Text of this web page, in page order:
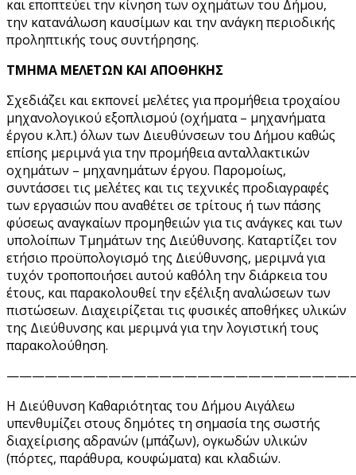
και εποπτεύει την κίνηση των οχημάτων του Δήμου,
την κατανάλωση καυσίμων και την ανάγκη περιοδικής
προληπτικής τους συντήρησης.
ΤΜΗΜΑ ΜΕΛΕΤΩΝ ΚΑΙ ΑΠΟΘΗΚΗΣ
Σχεδιάζει και εκπονεί μελέτες για προμήθεια τροχαίου
μηχανολογικού εξοπλισμού (οχήματα – μηχανήματα
έργου κ.λπ.) όλων των Διευθύνσεων του Δήμου καθώς
επίσης μεριμνά για την προμήθεια ανταλλακτικών
οχημάτων – μηχανημάτων έργου. Παρομοίως,
συντάσσει τις μελέτες και τις τεχνικές προδιαγραφές
των εργασιών που αναθέτει σε τρίτους ή των πάσης
φύσεως αναγκαίων προμηθειών για τις ανάγκες και των
υπολοίπων Τμημάτων της Διεύθυνσης. Καταρτίζει τον
ετήσιο προϋπολογισμό της Διεύθυνσης, μεριμνά για
τυχόν τροποποιήσει αυτού καθ΄όλη την διάρκεια του
έτους, και παρακολουθεί την εξέλιξη αναλώσεων των
πιστώσεων. Διαχειρίζεται τις φυσικές αποθήκες υλικών
της Διεύθυνσης και μεριμνά για την λογιστική τους
παρακολούθηση.
Η Διεύθυνση Καθαριότητας του Δήμου Αιγάλεω
υπενθυμίζει στους δημότες τη σημασία της σωστής
διαχείρισης αδρανών (μπάζων), ογκωδών υλικών
(πόρτες, παράθυρα, κουφώματα) και κλαδιών.